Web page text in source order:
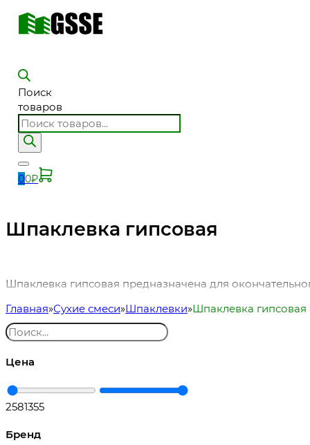
Поиск
товаров
00₽
Шпаклевка гипсовая
Шпаклевка гипсовая предназначена для
Главная Сухие смеси Шпаклевки Шпаклевка гипсовая
Цена
2581355
Бренд